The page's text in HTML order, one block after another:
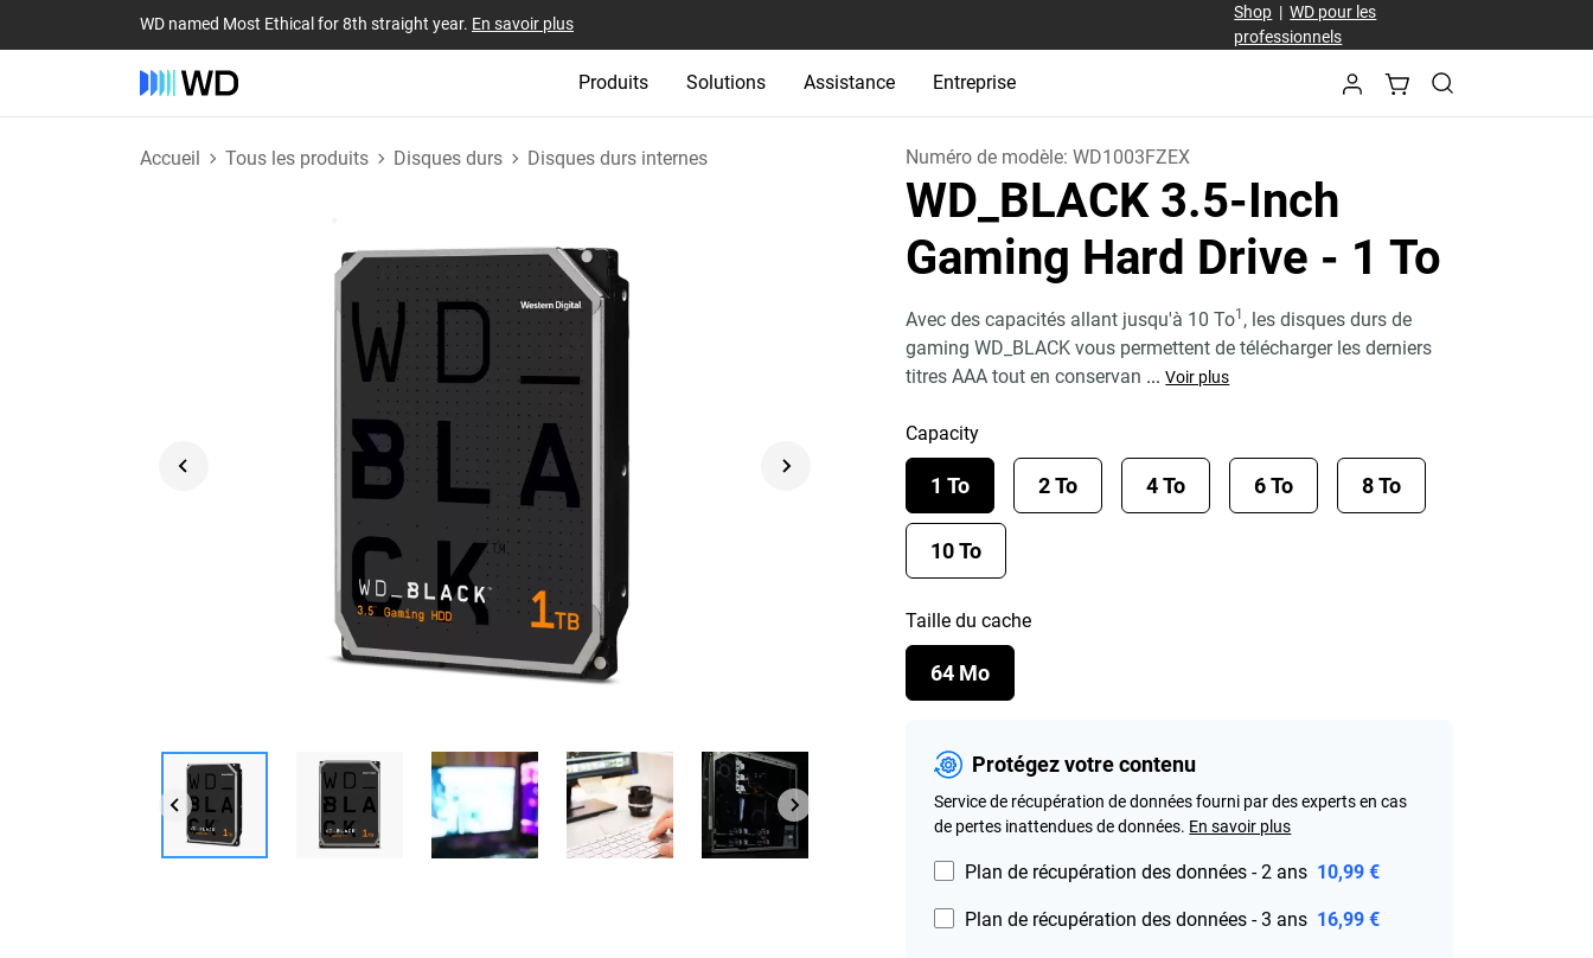
WD named Most Ethical for 8th straight year. En savoir plus
Shop |WD pour les
professionnels
Produits Solutions Assistance Entreprise
Accueil Tous les produits Disques durs Disques durs internes Numéro de modèle:WD1003FZEX
WD_BLACK 3.5-Inch
Gaming Hard Drive - 1 To
Avec des capacités allant jusqu'à 10 To1 , les disques durs de
gaming WD_BLACK vous permettent de télécharger les derniers
titres AAA tout en conservan ... Voir plus
Capacity
1 To 2 To 4 To 6 To 8 To
10 To
Taille du cache
64 Mo
Protégez votre contenu
Service de récupération de données fourni par des experts en cas
de pertes inattendues de données. En savoir plus
Plan de récupération des données - 2 ans 10,99 €
Plan de récupération des données - 3 ans 16,99 €